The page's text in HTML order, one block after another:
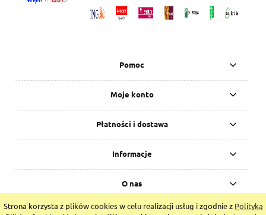
Strona korzysta z plików cookies w celu realizacji usług i zgodnie z Polityką
Pomoc
Moje konto
Płatności i dostawa
Informacje
O nas